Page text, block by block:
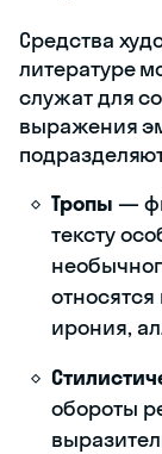
Средства
литературе
служат для
выражения
Тропы —
тексту
ирония,
обороты